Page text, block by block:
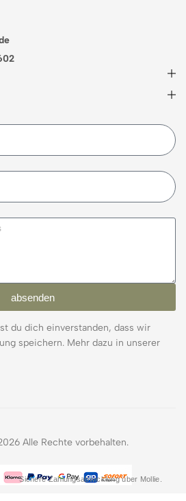
absenden
du dich einverstanden, dass wir
speichern. Mehr dazu in unserer
Alle Rechte vorbehalten.
Sichere Zahlungsabwicklung über Mollie.